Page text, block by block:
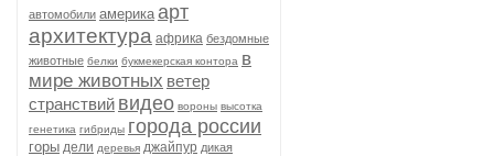
автомобили америка арт
архитектура африка бездомные
животные белки букмекерская контора в
мире животных ветер
странствий видео вороны высотка
генетика гибриды города россии
горы дели деревья джайпур дикая